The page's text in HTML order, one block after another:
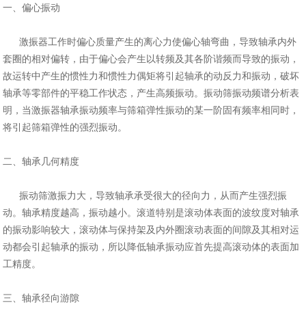
一、偏心振动
激振器工作时偏心质量产生的离心力使偏心轴弯曲，导致轴承内外
套圈的相对偏转，由于偏心会产生以转频及其各阶谐频而导致的振动，
故运转中产生的惯性力和惯性力偶矩将引起轴承的动反力和振动，破坏
轴承等零部件的平稳工作状态，产生高频振动。振动筛振动频谱分析表
明，当激振器轴承振动频率与筛箱弹性振动的某一阶固有频率相同时，
将引起筛箱弹性的强烈振动。
二、轴承几何精度
振动筛激振力大，导致轴承承受很大的径向力，从而产生强烈振
动。轴承精度越高，振动越小。滚道特别是滚动体表面的波纹度对轴承
的振动影响较大 ，滚动体与保持架及内外圈滚动表面的间隙及其相对运
动都会引起轴承的振动，所以降低轴承振动应首先提高滚动体的表面加
工精度。
三、轴承径向游隙